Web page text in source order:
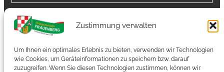
Zustimmung verwalten
Um Ihnen ein optimales Erlebnis zu bieten, verwenden wir Technologien
wie Cookies, um Geräteinformationen zu speichern bzw. darauf
zuzugreifen. Wenn Sie diesen Technologien zustimmen, können wir
Suchfunktion